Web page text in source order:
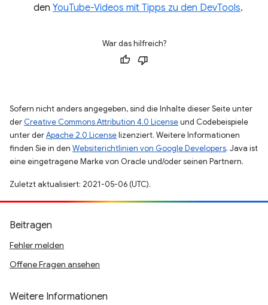
den YouTube-Videos mit Tipps zu den DevTools.
War das hilfreich?
Sofern nicht anders angegeben, sind die Inhalte dieser Seite unter
der Creative Commons Attribution 4.0 Licenseund Codebeispiele
unter derApache 2.0 Licenselizenziert. Weitere Informationen
finden Sie in den Websiterichtlinien von Google Developers. Java ist
eine eingetragene Marke von Oracle und/oder seinen Partnern.
Zuletzt aktualisiert: 2021-05-06 (UTC).
Beitragen
Fehler melden
Offene Fragen ansehen
Weitere Informationen